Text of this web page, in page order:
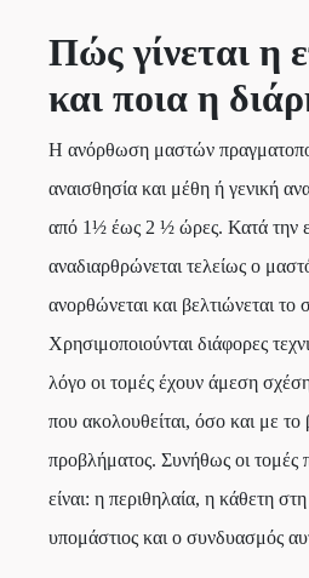
Πώς γίνεται η
και ποια η
Η ανόρθωση μαστών
αναισθησία και μέθη ή γενική
από 1½ έως 2 ½ ώρες. Κατά την
αναδιαρθρώνεται τελείως ο
ανορθώνεται και βελτιώνεται το
Χρησιμοποιούνται διάφορες
λόγο οι τομές έχουν άμεση
που ακολουθείται, όσο και με
προβλήματος. Συνήθως οι τομές
είναι: η περιθηλαία, η κάθετη
υπομάστιος και ο συνδυασμός